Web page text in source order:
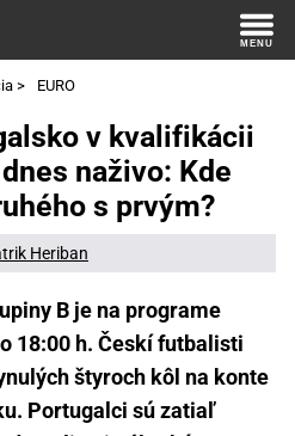
> EURO
v kvalifikácii
naživo: Kde
s prvým?
Heriban
B je na programe
18:00 h. Českí futbalisti
štyroch kôl na konte
Portugalci sú zatiaľ